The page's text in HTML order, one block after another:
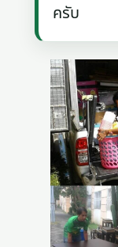
ครับ